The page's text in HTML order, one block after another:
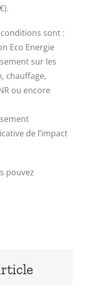
sont :
Eco Energie
sur les
chauffage,
ou encore
de l’impact
pouvez